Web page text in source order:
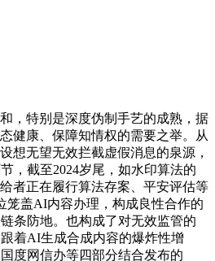
，特别是深度伪制手艺的成熟，据
健康、保障知情权的需要之举。从
想无望无效拦截虚假消息的泉源，
，截至2024岁尾，如水印算法的
者正在履行算法存案、平安评估等
笼盖AI内容办理，构成良性合作的
条防地。也构成了对无效监管的
着AI生成合成内容的爆炸性增
度网信办等四部分结合发布的